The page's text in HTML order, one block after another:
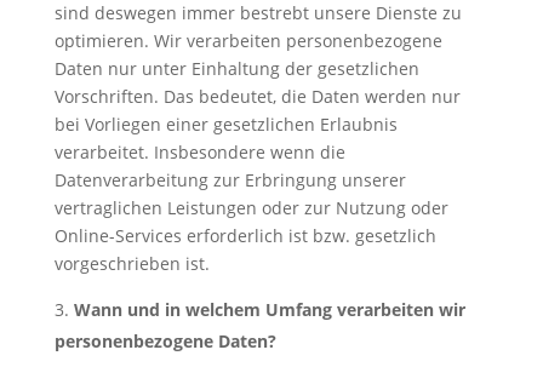
sind deswegen immer bestrebt unsere Dienste zu
optimieren. Wir verarbeiten personenbezogene
Daten nur unter Einhaltung der gesetzlichen
Vorschriften. Das bedeutet, die Daten werden nur
bei Vorliegen einer gesetzlichen Erlaubnis
verarbeitet. Insbesondere wenn die
Datenverarbeitung zur Erbringung unserer
vertraglichen Leistungen oder zur Nutzung oder
Online-Services erforderlich ist bzw. gesetzlich
vorgeschrieben ist.
Wann und in welchem Umfang verarbeiten wir
personenbezogene Daten?